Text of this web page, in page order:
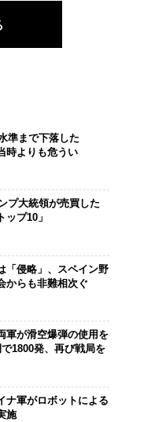
準まで下落した
時よりも危うい
プ大統領が売買した
プ10」
「侵略」、スペイン野
らも非難相次ぐ
軍が滑空爆弾の使用を
1800発、再び戦局を
ナ軍がロボットによる
施